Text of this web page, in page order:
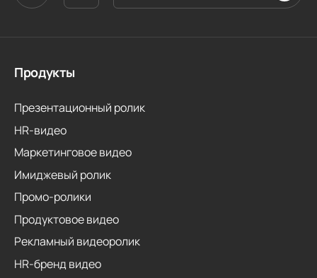
Продукты
Презентационный ролик
HR-видео
Маркетинговое видео
Имиджевый ролик
Промо-ролики
Продуктовое видео
Рекламный видеоролик
HR-бренд видео